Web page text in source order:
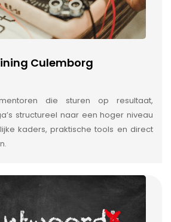
Culemborg
die sturen op resultaat,
structureel naar een hoger niveau
kaders, praktische tools en direct